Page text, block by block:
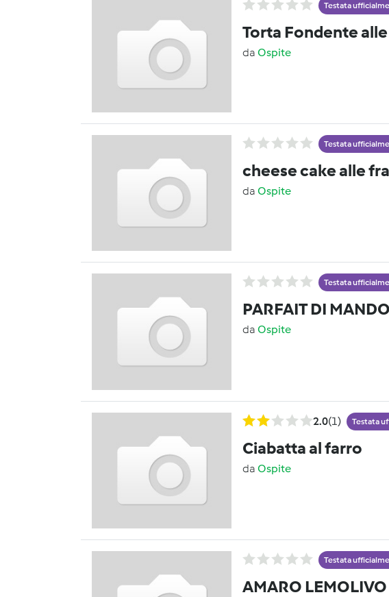
Testata
Torta Fondente
da Ospite
Testata
cheese cake alle
da Ospite
Testata
PARFAIT DI
da Ospite
2.0(1) Testata
Ciabatta al farro
da Ospite
Testata
AMARO LEMOLIVO